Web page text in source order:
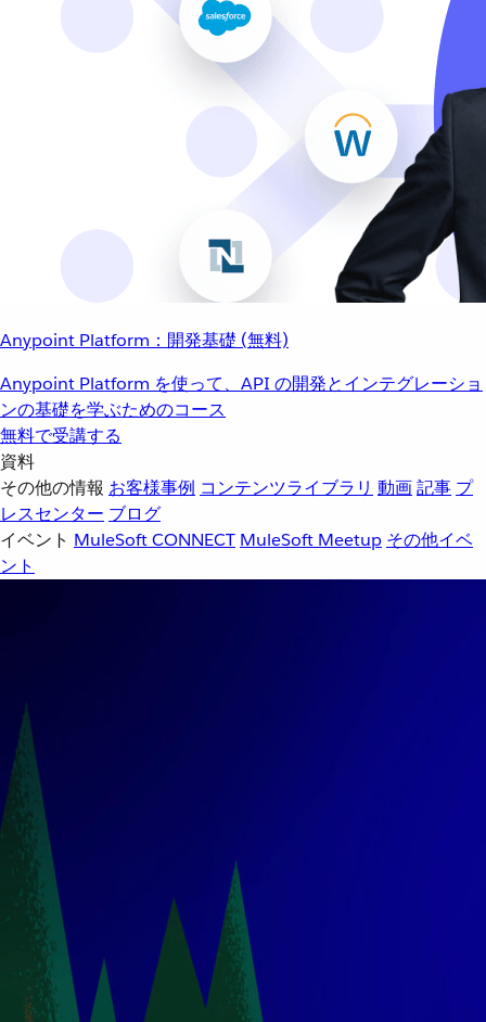
Anypoint Platform：開発基礎 (無料)
Anypoint Platform を使って、API の開発とインテグレーショ
ンの基礎を学ぶためのコース
無料で受講する
資料
その他の情報 お客様事例 コンテンツライブラリ 動画記事 プ
レスセンター ブログ
イベント MuleSoft CONNECT MuleSoft Meetup その他イベ
ント